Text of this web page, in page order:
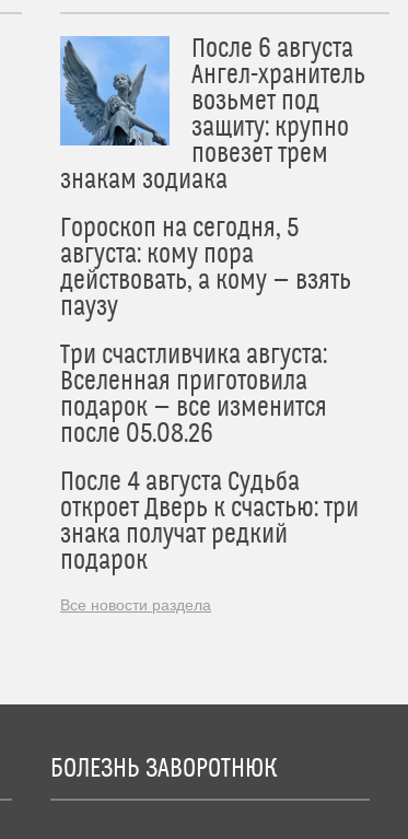
После 6 августа
Ангел-хранитель
возьмет под
защиту: крупно
повезет трем
знакам зодиака
Гороскоп на сегодня, 5
августа: кому пора
действовать, а кому — взять
паузу
Три счастливчика августа:
Вселенная приготовила
подарок — все изменится
после 05.08.26
После 4 августа Судьба
откроет Дверь к счастью: три
знака получат редкий
подарок
Все новости раздела
БОЛЕЗНЬ ЗАВОРОТНЮК